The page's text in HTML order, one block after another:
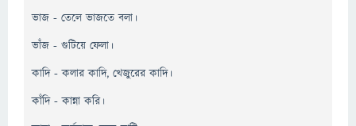
ভাজ - তেলে ভাজতে বলা।
ভাঁজ - গুটিয়ে ফেলা।
কাদি - কলার কাদি, খেজুরের কাদি।
কাঁদি - কান্না করি।